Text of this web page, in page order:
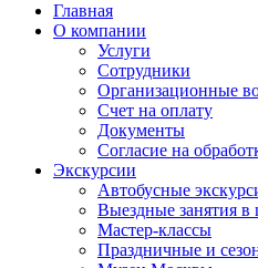
Главная
О компании
Услуги
Сотрудники
Организационные
Счет на оплату
Документы
Согласие на
Экскурсии
Автобусные
Выездные занятия
Мастер-классы
Праздничные и